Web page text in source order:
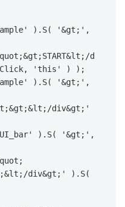
d
'this' ) );
div&gt;'
div&gt;' ).S(